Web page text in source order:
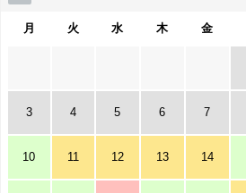
月 火 水 木 金
3 4 5 6 7
10 11 12 13 14